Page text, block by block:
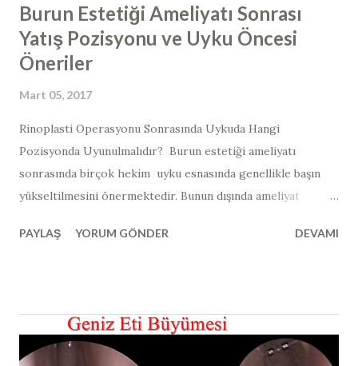
Burun Estetiği Ameliyatı Sonrası
Yatış Pozisyonu ve Uyku Öncesi
Öneriler
Mart 05, 2017
​​Rinoplasti Operasyonu Sonrasında Uykuda Hangi
Pozisyonda Uyunulmalıdır? ​​ Burun estetiği ameliyatı
sonrasında birçok hekim uyku esnasında genellikle başın
yükseltilmesini önermektedir. Bunun dışında ameliyat
satılmaktadır (yurtdışında satılan açılı uyku yastığı örneği >>
yani yaklaşık olarak 30 ile 45 derece arası ve sırt üstü olacak
şekilde açılı pozisyonda yatıldığında kafa, kalp hizasına göre
PAYLAŞ YORUM GÖNDER DEVAMI